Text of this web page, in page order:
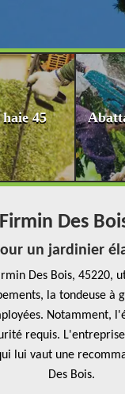
45
Des
un jardinier
Des Bois,
la tondeuse
Notamment,
requis.
lui vaut une
Des Bois.